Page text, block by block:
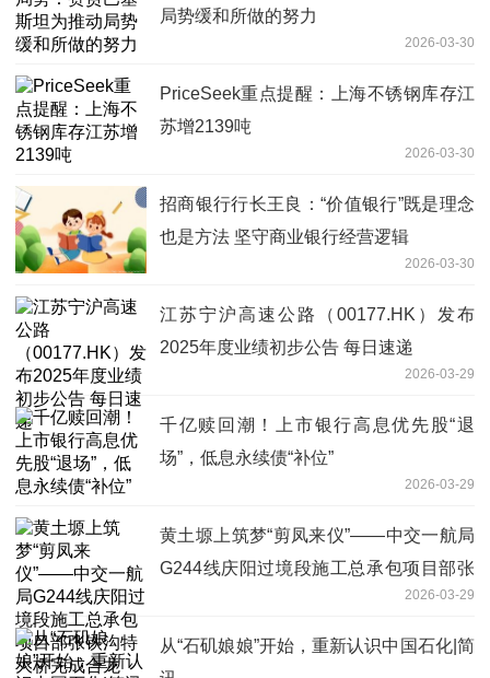
局势缓和所做的努力
2026-03-30
PriceSeek重点提醒：上海不锈钢库存江
苏增2139吨
2026-03-30
招商银行行长王良：“价值银行”既是理念
也是方法 坚守商业银行经营逻辑
2026-03-30
江苏宁沪高速公路（00177.HK）发布
2025年度业绩初步公告 每日速递
2026-03-29
千亿赎回潮！上市银行高息优先股“退
场”，低息永续债“补位”
2026-03-29
黄土塬上筑梦“剪凤来仪”——中交一航局
G244线庆阳过境段施工总承包项目部张
2026-03-29
从“石矶娘娘”开始，重新认识中国石化|简